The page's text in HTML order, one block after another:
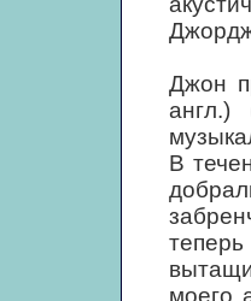
Как-
Джон
англ.)
В
моего